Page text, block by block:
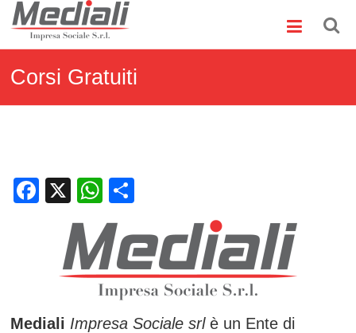
Skip
content
Mediali
Impresa
S.r.l.
Corsi Gratuiti
Facebook
X WhatsApp
Mediali Impresa Sociale srlè un Ente di